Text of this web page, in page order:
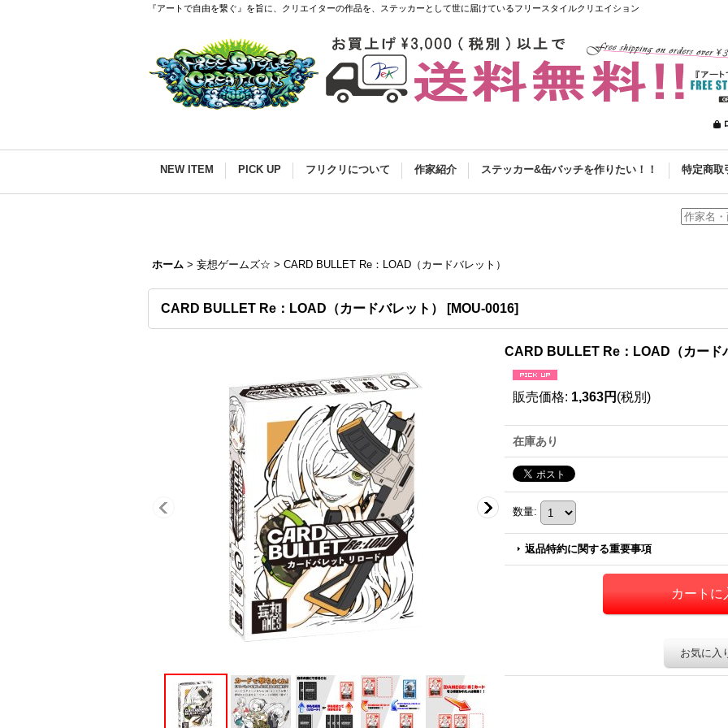
『アートで自由を繋ぐ』を旨に、クリエイターの作品を、ステッカーとして世に届けているフリースタイルクリエイション
NEW ITEM PICK UP フリクリについて 作家紹介 ステッカー&缶バッチを作りたい！！ 特定商取
ホーム > 妄想ゲームズ☆ > CARD BULLET Re：LOAD（カードバレット）
CARD BULLET Re：LOAD（カードバレット） [MOU-0016]
CARD BULLET Re：LOAD（カード
販売価格: 1,363円 (税別)
在庫あり
数量:
返品特約に関する重要事項
お気に入